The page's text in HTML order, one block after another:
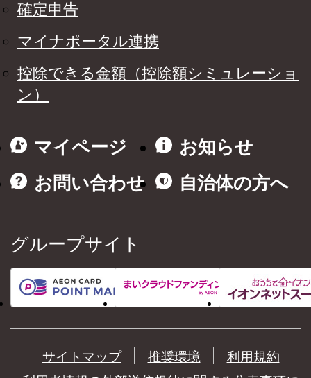
確定申告
マイナポータル連携
控除できる金額（控除額シミュレーショ
ン）
マイページ
お知らせ
お問い合わせ
自治体の方へ
グループサイト
サイトマップ 推奨環境
利用規約